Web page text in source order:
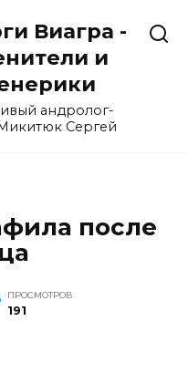
Виагра -
и
андролог-
Сергей
после
ПРОСМОТРОВ
191